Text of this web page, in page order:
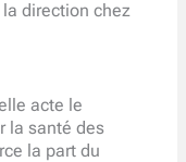
direction chez
acte le
la santé des
la part du